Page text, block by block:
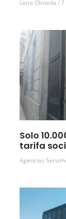
Leire Olmeda 7
Solo
tarifa
Agencias